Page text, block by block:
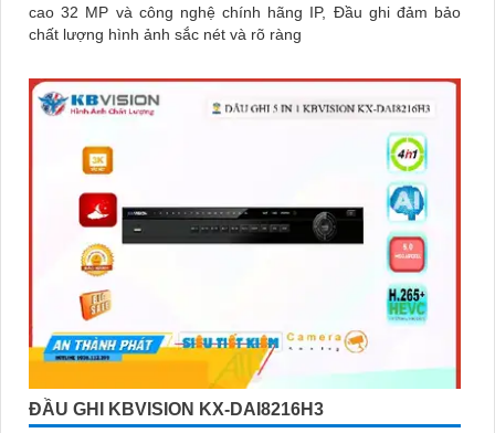
cao 32 MP và công nghệ chính hãng IP, Đầu ghi đảm bảo
chất lượng hình ảnh sắc nét và rõ ràng
ĐẦU GHI KBVISION KX-DAI8216H3